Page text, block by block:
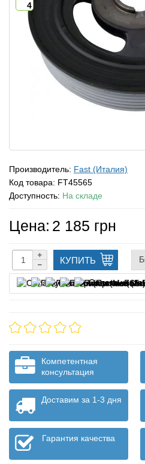
4
Производитель: Fast (Италия)
Код товара: FT45565
Доступность: На складе
Цена: 2 185 грн
КУПИТЬ
Оплата
Компетентная
консультация
Доставим за 1-3 дня
Гарантия качества